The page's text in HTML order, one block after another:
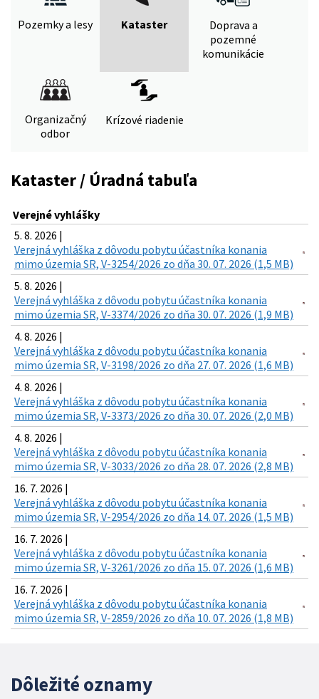
Pozemky a lesy Kataster
Doprava a
pozemné
komunikácie
Organizačný
odbor
Krízové riadenie
Kataster / Úradná tabuľa
Verejné vyhlášky
5. 8. 2026 |
Verejná vyhláška z dôvodu pobytu účastníka konania
mimo územia SR, V-3254/2026 zo dňa 30. 07. 2026 (1,5 MB)
5. 8. 2026 |
Verejná vyhláška z dôvodu pobytu účastníka konania
mimo územia SR, V-3374/2026 zo dňa 30. 07. 2026 (1,9 MB)
4. 8. 2026 |
Verejná vyhláška z dôvodu pobytu účastníka konania
mimo územia SR, V-3198/2026 zo dňa 27. 07. 2026 (1,6 MB)
4. 8. 2026 |
Verejná vyhláška z dôvodu pobytu účastníka konania
mimo územia SR, V-3373/2026 zo dňa 30. 07. 2026 (2,0 MB)
4. 8. 2026 |
Verejná vyhláška z dôvodu pobytu účastníka konania
mimo územia SR, V-3033/2026 zo dňa 28. 07. 2026 (2,8 MB)
16. 7. 2026 |
Verejná vyhláška z dôvodu pobytu účastníka konania
mimo územia SR, V-2954/2026 zo dňa 14. 07. 2026 (1,5 MB)
16. 7. 2026 |
Verejná vyhláška z dôvodu pobytu účastníka konania
mimo územia SR, V-3261/2026 zo dňa 15. 07. 2026 (1,6 MB)
16. 7. 2026 |
Verejná vyhláška z dôvodu pobytu účastníka konania
mimo územia SR, V-2859/2026 zo dňa 10. 07. 2026 (1,8 MB)
Dôležité oznamy